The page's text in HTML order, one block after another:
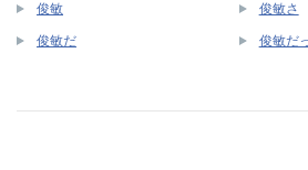
俊敏 俊敏さ
俊敏だ 俊敏だ